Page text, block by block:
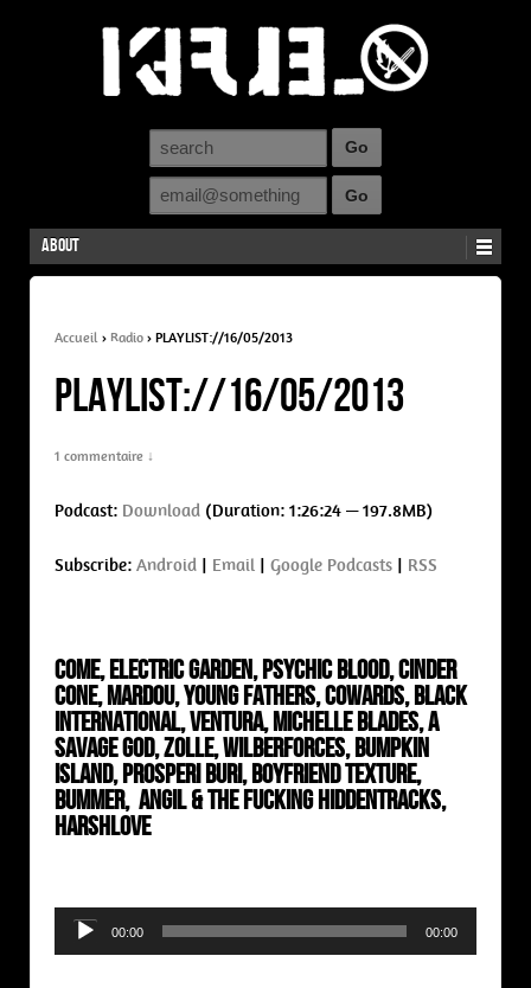
About
Accueil › Radio › PLAYLIST://16/05/2013
PLAYLIST://16/05/2013
1 commentaire ↓
Podcast: Download (Duration: 1:26:24 — 197.8MB)
Subscribe: Android Email Google Podcasts RSS
Come, Electric Garden, Psychic Blood, Cinder
Cone, Mardou, Young Fathers, Cowards, Black
International,Ventura, Michelle Blades, A
Savage God, Zolle, Wilberforces, Bumpkin
Island, Prosperi Buri, Boyfriend Texture,
Bummer, Angil & The Fucking Hiddentracks,
Harshlove
Audio
Player
00:00 00:00